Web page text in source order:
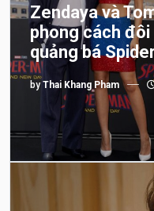
Zendaya và
phong cách
quảng bá
by Thai Khang Pham